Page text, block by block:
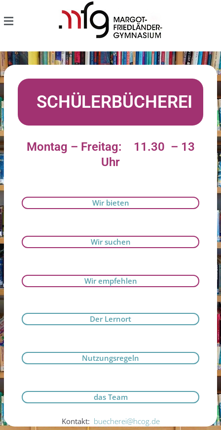
SCHÜLERBÜCHEREI
Montag – Freitag: 11.30 – 13
Uhr
Wir bieten
Wir suchen
Wir empfehlen
Der Lernort
Nutzungsregeln
das Team
Kontakt: buecherei@hcog.de